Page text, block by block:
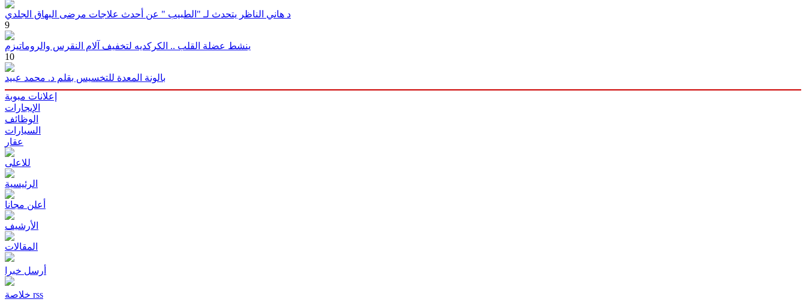
د هاني الناظر يتحدث لـ "الطبيب " عن أحدث علاجات مرضى البهاق الجلدي
9
ينشط عضلة القلب .. الكركديه لتخفيف آلام النقرس والروماتيزم
10
بالونة المعدة للتخسيس بقلم د. محمد عبيد
إعلانات مبوبة
الإيجارات
الوظائف
السيارات
عقار
للاعلى
الرئيسية
أعلن مجانا
الأرشيف
المقالات
أرسل خبرا
خلاصة rss